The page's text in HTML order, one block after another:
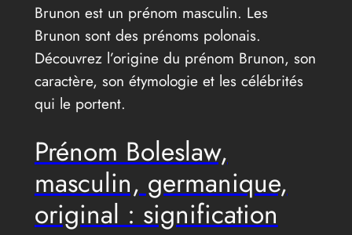
Brunon est un prénom masculin. Les
Brunon sont des prénoms polonais.
Découvrez l’origine du prénom Brunon, son
caractère, son étymologie et les célébrités
qui le portent.
Prénom Boleslaw,
masculin, germanique,
original : signification